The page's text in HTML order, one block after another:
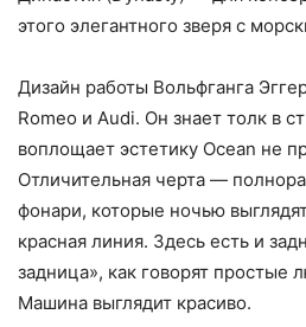
этого элегантного зверя с
Дизайн работы Вольфганга
Romeo и Audi. Он знает толк в
воплощает эстетику Ocean не
Отличительная черта —
фонари, которые ночью
красная линия. Здесь есть и
задница», как говорят простые
Машина выглядит красиво.